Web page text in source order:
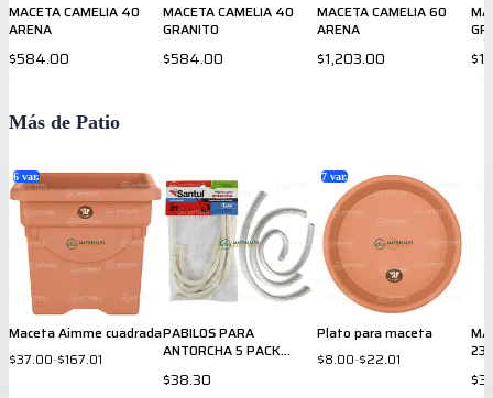
MACETA CAMELIA 40
ARENA
$584.00
MACETA CAMELIA 40
GRANITO
$584.00
MACETA CAMELIA 60
ARENA
$1,203.00
Más de Patio
6 var.
Maceta Aimme cuadrada
$37.00-$167.01
PABILOS PARA
ANTORCHA 5 PACK
$38.30
7 var.
Plato para maceta
$8.00-$22.01
23